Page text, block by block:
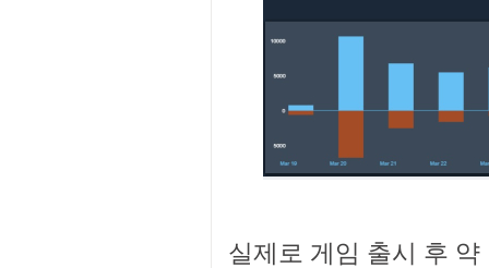
실제로 게임 출시 후